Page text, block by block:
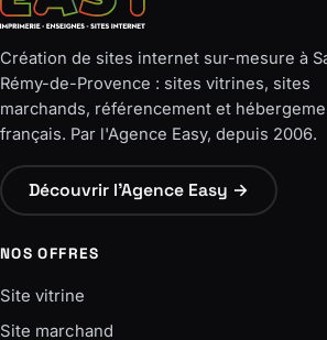
Création de sites internet sur-mesure à
Rémy-de-Provence : sites vitrines, sites
marchands, référencement et
français. Par l'Agence Easy, depuis 2006.
Découvrir l'Agence Easy →
NOS OFFRES
Site vitrine
Site marchand